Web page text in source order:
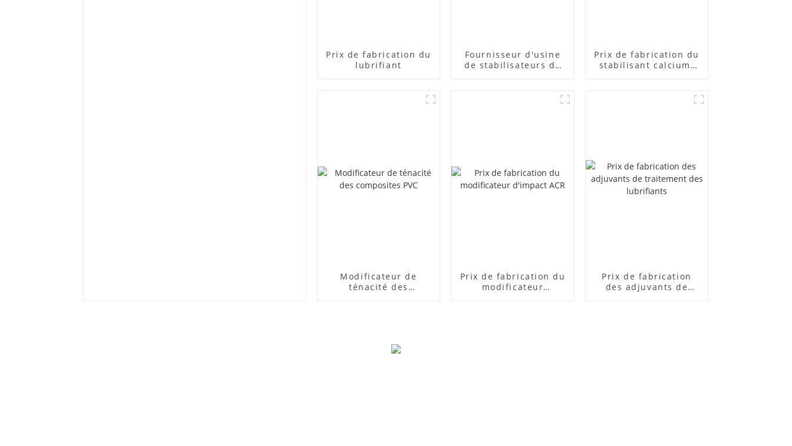
Prix ​​de fabrication du
lubrifiant
Fournisseur d'usine
de stabilisateurs de
Prix ​​de fabrication du
stabilisant calcium-
Modificateur de
ténacité des
Prix ​​de fabrication du
modificateur
Prix ​​de fabrication
des adjuvants de